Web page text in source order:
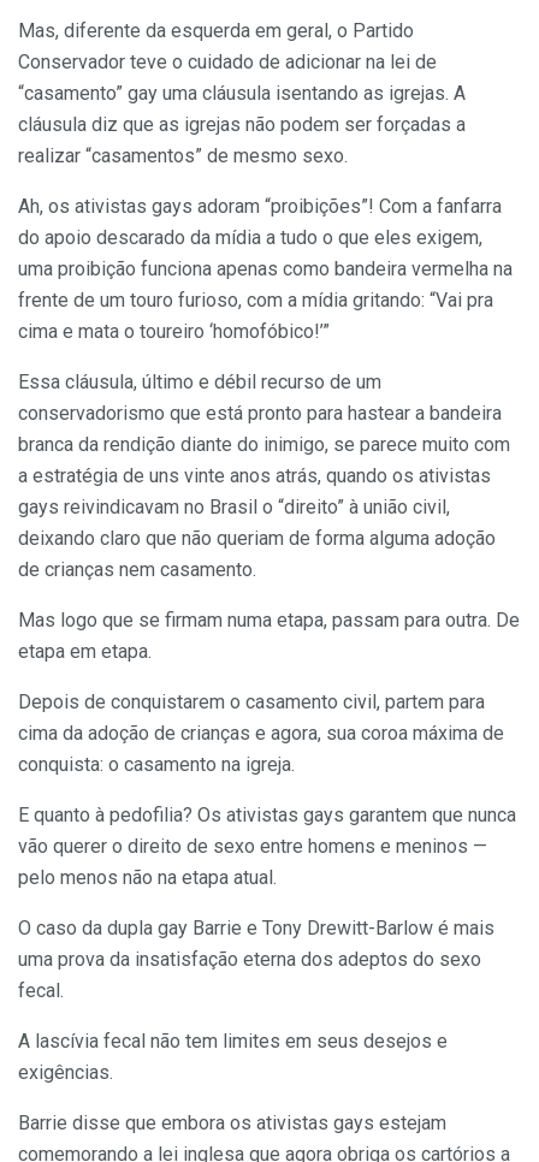
Mas, diferente da esquerda em geral, o Partido
Conservador teve o cuidado de adicionar na lei de
“casamento” gay uma cláusula isentando as igrejas. A
cláusula diz que as igrejas não podem ser forçadas a
realizar “casamentos” de mesmo sexo.
Ah, os ativistas gays adoram “proibições”! Com a fanfarra
do apoio descarado da mídia a tudo o que eles exigem,
uma proibição funciona apenas como bandeira vermelha na
frente de um touro furioso, com a mídia gritando: “Vai pra
cima e mata o toureiro ‘homofóbico!’”
Essa cláusula, último e débil recurso de um
conservadorismo que está pronto para hastear a bandeira
branca da rendição diante do inimigo, se parece muito com
a estratégia de uns vinte anos atrás, quando os ativistas
gays reivindicavam no Brasil o “direito” à união civil,
deixando claro que não queriam de forma alguma adoção
de crianças nem casamento.
Mas logo que se firmam numa etapa, passam para outra. De
etapa em etapa.
Depois de conquistarem o casamento civil, partem para
cima da adoção de crianças e agora, sua coroa máxima de
conquista: o casamento na igreja.
E quanto à pedofilia? Os ativistas gays garantem que nunca
vão querer o direito de sexo entre homens e meninos —
pelo menos não na etapa atual.
O caso da dupla gay Barrie e Tony Drewitt-Barlow é mais
uma prova da insatisfação eterna dos adeptos do sexo
fecal.
A lascívia fecal não tem limites em seus desejos e
exigências.
Barrie disse que embora os ativistas gays estejam
comemorando a lei inglesa que agora obriga os cartórios a